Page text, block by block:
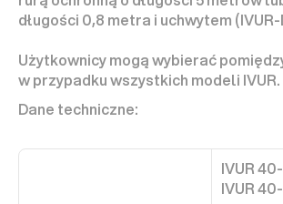
długości 0,8 metra i uchwytem (IVUR-
Użytkownicy mogą wybierać
w przypadku wszystkich modeli IVUR.
Dane techniczne:
IVUR
IVUR